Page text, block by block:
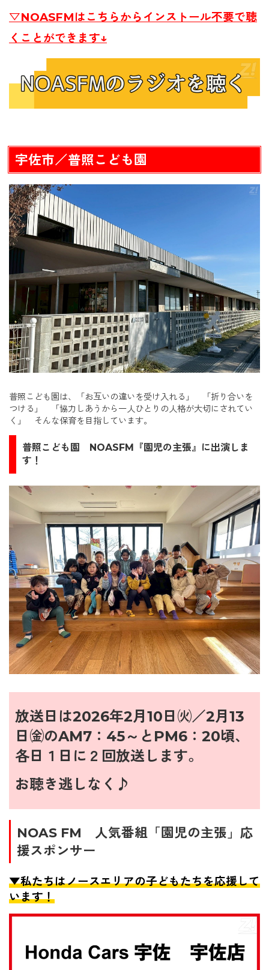
▽NOASFMはこちらからインストール不要で聴
くことができます↓
宇佐市／普照こども園
普照こども園は、「お互いの違いを受け入れる」 「折り合いを
つける」 「協力しあうから一人ひとりの人格が大切にされてい
く」 そんな保育を目指しています。
普照こども園
NOASFM『園児の主張』に出演しま
す！
放送日は2026年2月10日㈫／2月13
日㈮のAM7：45～とPM6：20頃、
各日１日に２回放送します。
お聴き逃しなく♪
NOAS FM 人気番組「園児の主張」応
援スポンサー
▼私たちはノースエリアの子どもたちを応援して
います！